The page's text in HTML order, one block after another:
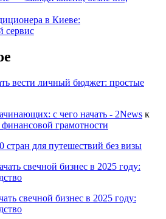
в Киеве:
сервис
вести личный бюджет: простые
с чего начать - 2News к
грамотности
для путешествий без визы
свечной бизнес в 2025 году:
свечной бизнес в 2025 году: